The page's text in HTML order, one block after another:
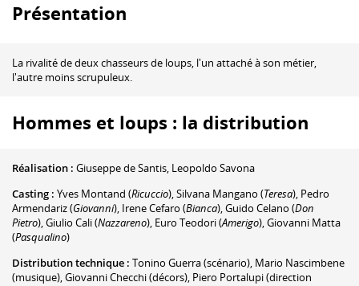
Présentation
La rivalité de deux chasseurs de loups, l'un attaché à son métier,
l'autre moins scrupuleux.
Hommes et loups : la distribution
Réalisation : Giuseppe de Santis, Leopoldo Savona
Casting : Yves Montand (Ricuccio),Silvana Mangano (Teresa), Pedro
Armendariz(Giovanni), Irene Cefaro (Bianca),Guido Celano (Don
Pietro),Giulio Cali(Nazzareno), Euro Teodori(Amerigo),Giovanni Matta
(Pasqualino)
Distribution technique : Tonino Guerra(scénario), Mario Nascimbene
(musique),Giovanni Checchi(décors), Piero Portalupi(direction